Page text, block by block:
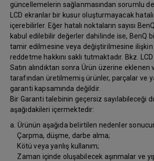
güncellemelerin sağlanmasından sorumlu
LCD ekranlar bir kusur oluşturmayacak
içerebilirler. Eğer hatalı noktaların sayısı
kabul edilebilir değerler dahilinde ise, BenQ
tamir edilmesine veya değiştirilmesine
reddetme hakkını saklı tutmaktadır. Bkz.
Satın alındıktan sonra Ürün üzerine eklenen
tarafından üretilmemiş ürünler, parçalar ve
garanti kapsamında değildir.
Bir Garanti talebinin geçersiz sayılabileceği
aşağıdakileri içermektedir:
a. Ürünün aşağıda belirtilen nedenler
Çarpma, düşme, darbe alma;
Kötü veya yanlış kullanım;
Zaman içinde oluşabilecek aşınmalar ve